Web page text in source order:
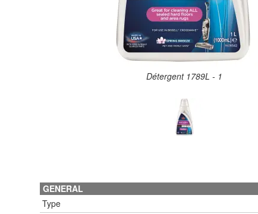
Détergent 1789L - 1
GENERAL
Type